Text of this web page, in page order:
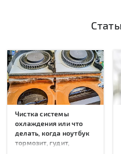
Чистка системы
охлаждения или что
делать, когда ноутбук
тормозит, гудит,